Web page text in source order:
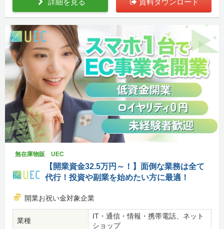
無在庫物販 UEC
【開業資金32.5万円～！】面倒な業務は全て
代行！投資や副業を始めたい方に最適！
開業お祝い金対象企業
業種
IT・通信・情報・携帯電話、ネット
ショップ